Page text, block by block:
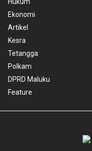
Hukum
Ekonomi
Artikel
Kesra
Tetangga
Polkam
DPRD Maluku
Feature